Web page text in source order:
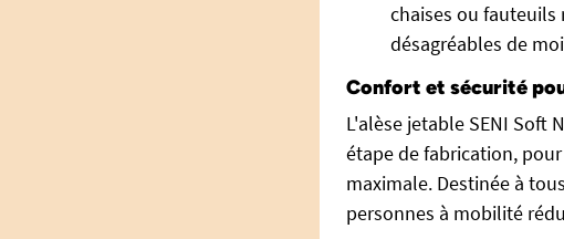
chaises ou
désagréables de
Confort et sécurité
L'alèse jetable SENI Soft
étape de fabrication,
maximale. Destinée à
personnes à mobilité